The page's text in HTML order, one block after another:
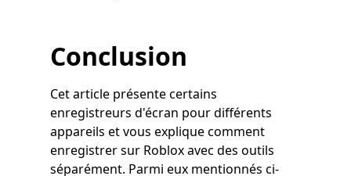
Conclusion
Cet article présente certains
enregistreurs d'écran pour différents
appareils et vous explique comment
enregistrer sur Roblox avec des outils
séparément. Parmi eux mentionnés ci-